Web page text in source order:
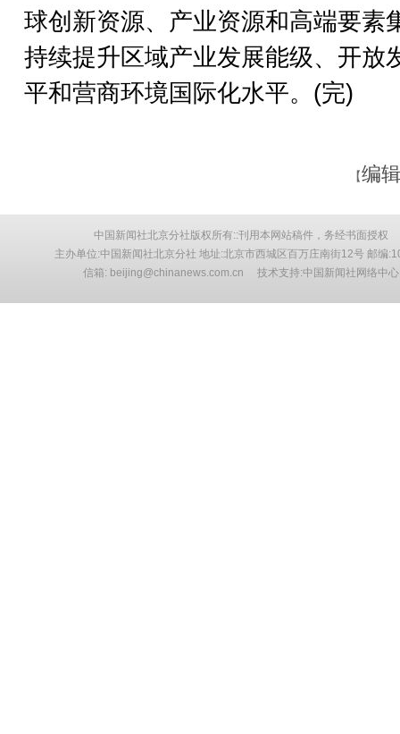
球创新资源、产业资源和高端要素
持续提升区域产业发展能级、开放
平和营商环境国际化水平。(完)
【编
中国新闻社北京分社版权所有::刊用本网站稿件，务经书面授权
主办单位:中国新闻社北京分社 地址:北京市西城区百万庄南街12号 邮编
信箱: beijing@chinanews.com.cn 技术支持:中国新闻社网络中心